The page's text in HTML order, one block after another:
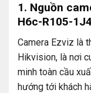
1. Nguồn
H6c-R105-
Camera Ezviz là
Hikvision, là nơi
minh toàn cầu
hướng tới khách